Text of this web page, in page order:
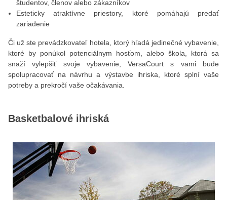
študentov, členov alebo zákazníkov
Esteticky atraktívne priestory, ktoré pomáhajú predať
zariadenie
Či už ste prevádzkovateľ hotela, ktorý hľadá jedinečné vybavenie,
ktoré by ponúkol potenciálnym hosťom, alebo škola, ktorá sa
snaží vylepšiť svoje vybavenie, VersaCourt s vami bude
spolupracovať na návrhu a výstavbe ihriska, ktoré splní vaše
potreby a prekročí vaše očakávania.
Basketbalové ihriská